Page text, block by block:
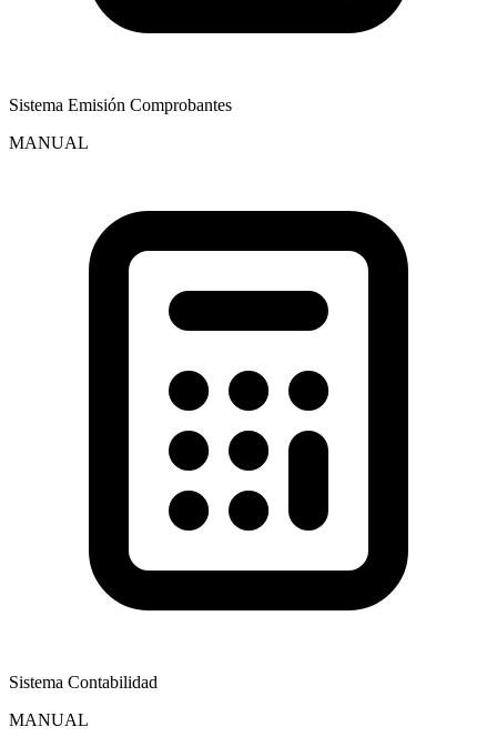
Sistema Emisión Comprobantes
MANUAL
Sistema Contabilidad
MANUAL